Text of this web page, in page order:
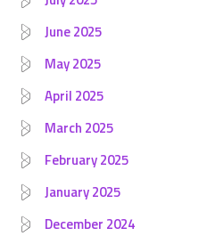
June 2025
May 2025
April 2025
March 2025
February 2025
January 2025
December 2024